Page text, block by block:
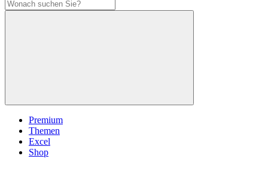
Premium
Themen
Excel
Shop